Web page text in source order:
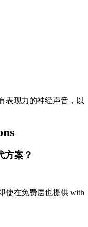
表现力的神经声音，以
方案？
使在免费层也提供 with